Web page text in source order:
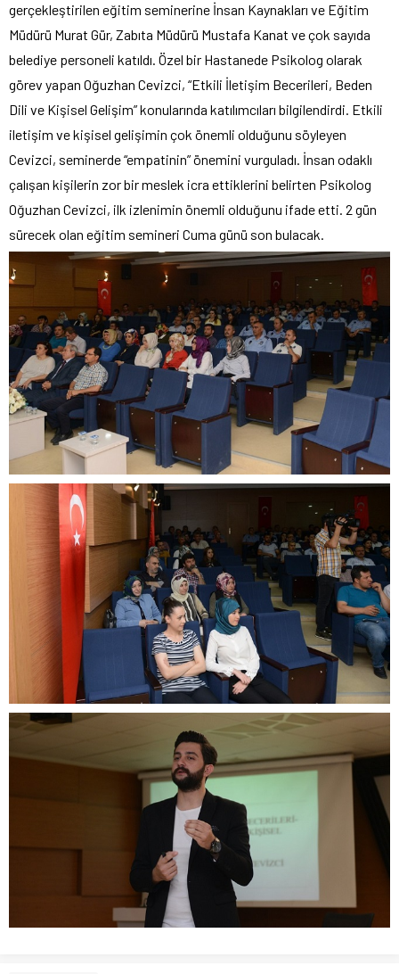
gerçekleştirilen eğitim seminerine İnsan Kaynakları ve Eğitim
Müdürü Murat Gür, Zabıta Müdürü Mustafa Kanat ve çok sayıda
belediye personeli katıldı. Özel bir Hastanede Psikolog olarak
görev yapan Oğuzhan Cevizci, “Etkili İletişim Becerileri, Beden
Dili ve Kişisel Gelişim” konularında katılımcıları bilgilendirdi. Etkili
iletişim ve kişisel gelişimin çok önemli olduğunu söyleyen
Cevizci, seminerde “empatinin” önemini vurguladı. İnsan odaklı
çalışan kişilerin zor bir meslek icra ettiklerini belirten Psikolog
Oğuzhan Cevizci, ilk izlenimin önemli olduğunu ifade etti. 2 gün
sürecek olan eğitim semineri Cuma günü son bulacak.